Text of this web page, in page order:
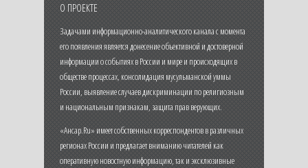
О ПРОЕКТЕ
Задачами информационно-аналитического канала с момента
его появления является донесение объективной и достоверной
информации о событиях в России и мире и происходящих в
обществе процессах, консолидация мусульманской уммы
России, выявление случаев дискриминации по религиозным
и национальным признакам, защита прав верующих.
«Ансар.Ru» имеет собственных корреспондентов в различных
регионах России и предлагает вниманию читателей как
оперативную новостную информацию, так и эксклюзивные